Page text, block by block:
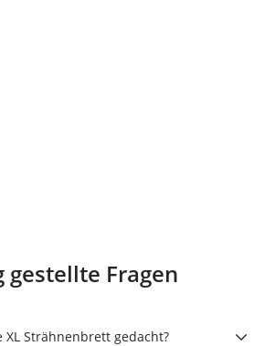
gestellte Fragen
XL Strähnenbrett gedacht?